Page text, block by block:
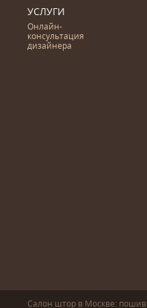
УСЛУГИ
Онлайн-
консультация
дизайнера
Салон штор в Москве: пошив